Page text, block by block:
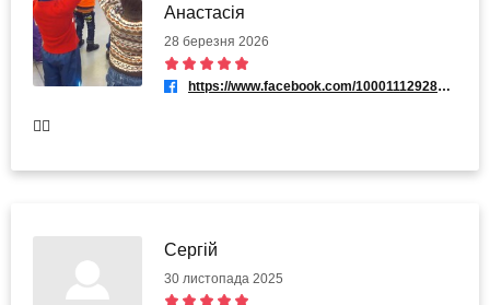
Анастасія
28 березня 2026
https://www.facebook.com/100011129280265
👍🏻
Сергій
30 листопада 2025